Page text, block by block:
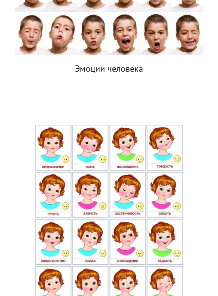
Эмоции человека